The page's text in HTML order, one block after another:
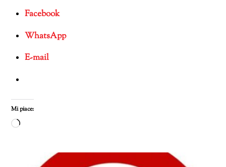
Facebook
WhatsApp
E-mail
Mi piace:
Caricamento